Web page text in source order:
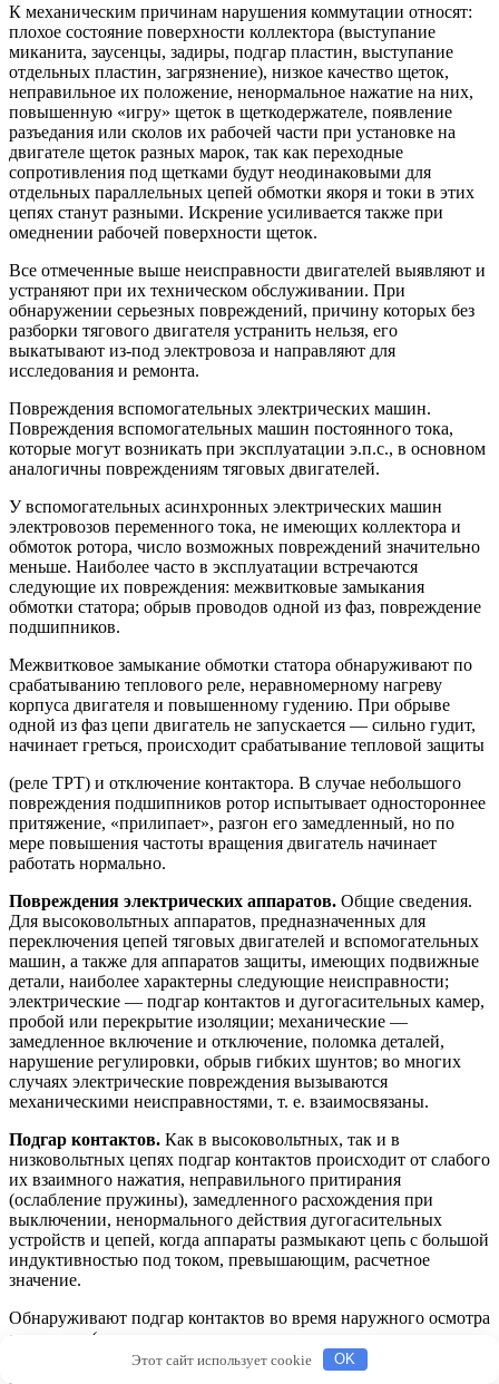
К механическим причинам нарушения коммутации относят:
плохое состояние поверхности коллектора (выступание
миканита, заусенцы, задиры, подгар пластин, выступание
отдельных пластин, загрязнение), низкое качество щеток,
неправильное их положение, ненормальное нажатие на них,
повышенную «игру» щеток в щеткодержателе, появление
разъедания или сколов их рабочей части при установке на
двигателе щеток разных марок, так как переходные
сопротивления под щетками будут неодинаковыми для
отдельных параллельных цепей обмотки якоря и токи в этих
цепях станут разными. Искрение усиливается также при
омеднении рабочей поверхности щеток.
Все отмеченные выше неисправности двигателей выявляют и
устраняют при их техническом обслуживании. При
обнаружении серьезных повреждений, причину которых без
разборки тягового двигателя устранить нельзя, его
выкатывают из-под электровоза и направляют для
исследования и ремонта.
Повреждения вспомогательных электрических машин.
Повреждения вспомогательных машин постоянного тока,
которые могут возникать при эксплуатации э.п.с., в основном
аналогичны повреждениям тяговых двигателей.
У вспомогательных асинхронных электрических машин
электровозов переменного тока, не имеющих коллектора и
обмоток ротора, число возможных повреждений значительно
меньше. Наиболее часто в эксплуатации встречаются
следующие их повреждения: межвитковые замыкания
обмотки статора; обрыв проводов одной из фаз, повреждение
подшипников.
Межвитковое замыкание обмотки статора обнаруживают по
срабатыванию теплового реле, неравномерному нагреву
корпуса двигателя и повышенному гудению. При обрыве
одной из фаз цепи двигатель не запускается — сильно гудит,
начинает греться, происходит срабатывание тепловой защиты
(реле ТРТ) и отключение контактора. В случае небольшого
повреждения подшипников ротор испытывает одностороннее
притяжение, «прилипает», разгон его замедленный, но по
мере повышения частоты вращения двигатель начинает
работать нормально.
Повреждения электрических аппаратов. Общие сведения.
Для высоковольтных аппаратов, предназначенных для
переключения цепей тяговых двигателей и вспомогательных
машин, а также для аппаратов защиты, имеющих подвижные
детали, наиболее характерны следующие неисправности;
электрические — подгар контактов и дугогасительных камер,
пробой или перекрытие изоляции; механические —
замедленное включение и отключение, поломка деталей,
нарушение регулировки, обрыв гибких шунтов; во многих
случаях электрические повреждения вызываются
механическими неисправностями, т. е. взаимосвязаны.
Подгар контактов. Как в высоковольтных, так и в
низковольтных цепях подгар контактов происходит от слабого
их взаимного нажатия, неправильного притирания
(ослабление пружины), замедленного расхождения при
выключении, ненормального действия дугогасительных
устройств и цепей, когда аппараты размыкают цепь с большой
индуктивностью под током, превышающим, расчетное
значение.
Обнаруживают подгар контактов во время наружного осмотра
аппаратов (следы оплавления, «разъедание» контактных
поверхностей), а также по чрезмерно большим выхлопам дуги
Этот сайт использует cookie OK